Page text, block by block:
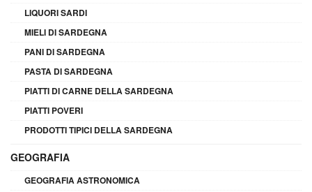
LIQUORI SARDI
MIELI DI SARDEGNA
PANI DI SARDEGNA
PASTA DI SARDEGNA
PIATTI DI CARNE DELLA SARDEGNA
PIATTI POVERI
PRODOTTI TIPICI DELLA SARDEGNA
GEOGRAFIA
GEOGRAFIA ASTRONOMICA